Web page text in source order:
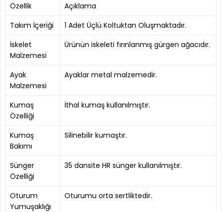
Özellik
Açıklama
Takım İçeriği
1 Adet Üçlü Koltuktan Oluşmaktadır.
İskelet
Malzemesi
Ürünün iskeleti fırınlanmış gürgen ağacıdır.
Ayak
Malzemesi
Ayaklar metal malzemedir.
Kumaş
Özelliği
İthal kumaş kullanılmıştır.
Kumaş
Bakımı
Silinebilir kumaştır.
Sünger
Özelliği
35 dansite HR sünger kullanılmıştır.
Oturum
Yumuşaklığı
Oturumu orta sertliktedir.